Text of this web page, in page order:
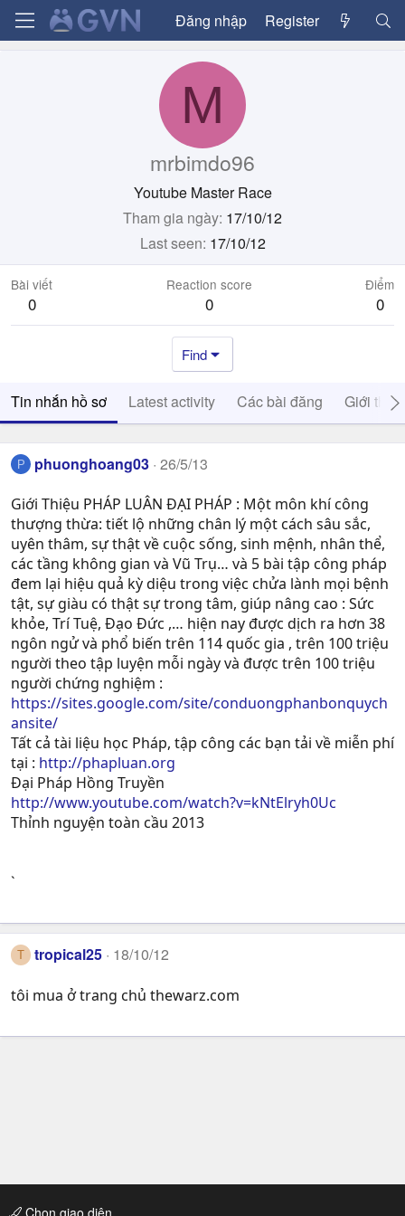
Đăng nhập Register
M
mrbimdo96
Youtube Master Race
Tham gia ngày 17/10/12
Last seen 17/10/12
Bài viết
0
Reaction score
0
Điểm
0
Find
Tin nhắn hồ sơ Latest activity Các bài đăng Giới thiệu
P phuonghoang03 26/5/13
Giới Thiệu PHÁP LUÂN ĐẠI PHÁP : Một môn khí công
thượng thừa: tiết lộ những chân lý một cách sâu sắc,
uyên thâm, sự thật về cuộc sống, sinh mệnh, nhân thể,
các tầng không gian và Vũ Trụ… và 5 bài tập công pháp
đem lại hiệu quả kỳ diệu trong việc chửa lành mọi bệnh
tật, sự giàu có thật sự trong tâm, giúp nâng cao : Sức
khỏe, Trí Tuệ, Ðạo Ðức ,… hiện nay được dịch ra hơn 38
ngôn ngử và phổ biến trên 114 quốc gia , trên 100 triệu
người theo tập luyện mỗi ngày và được trên 100 triệu
người chứng nghiệm :
https://sites.google.com/site/conduongphanbonquych
ansite/
Tất cả tài liệu học Pháp, tập công các bạn tải về miễn phí
tại : http://phapluan.org
Đại Pháp Hồng Truyền
http://www.youtube.com/watch?v=kNtElryh0Uc
Thỉnh nguyện toàn cầu 2013
`
T tropical25 18/10/12
tôi mua ở trang chủ thewarz.com
Chọn giao diện